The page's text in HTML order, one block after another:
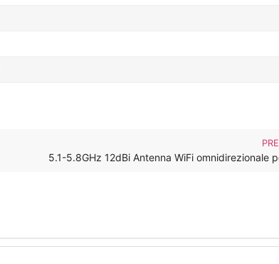
5.1-5.8GHz 12dBi Antenna WiFi omnidirezionale